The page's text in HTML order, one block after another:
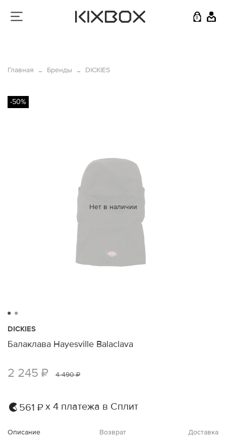
0
Главная Бренды DICKIES
Нет в наличии
-50%
DICKIES
Балаклава Hayesville Balaclava
2 245 ₽ 4 490 ₽
561 ₽ х 4 платежа в Сплит
Описание Возврат Доставка